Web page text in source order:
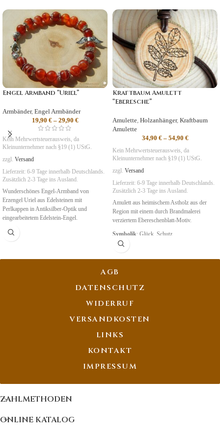
Engel Armband “Uriel”
Armbänder, Engel Armbänder
19,90 €– 29,90 €
Kein Mehrwertsteuerausweis, da
Kleinunternehmer nach §19 (1) UStG.
zzgl. Versand
Lieferzeit: 6-9 Tage innerhalb Deutschlands.
Zusätzlich 2-3 Tage ins Ausland.
Wunderschönes Engel-Armband von
Erzengel Uriel aus Edelsteinen mit
Perlkappen in Antiksilber-Optik und
eingearbeitetem Edelstein-Engel.
Symbolik
Kraftbaum Amulett
“Eberesche”
Amulette Holzanhänger, Kraftbaum
Amulette
34,90 €– 54,90 €
Kein Mehrwertsteuerausweis, da
Kleinunternehmer nach §19 (1) UStG.
zzgl. Versand
Lieferzeit: 6-9 Tage innerhalb Deutschlands.
Zusätzlich 2-3 Tage ins Ausland.
Amulett aus heimischem Astholz aus der
Region mit einem durch Brandmalerei
verziertem Ebereschenblatt-Motiv.
Symbolik: Glück, Schutz
AGB
DATENSCHUTZ
WIDERRUF
VERSANDKOSTEN
LINKS
KONTAKT
IMPRESSUM
ZAHLMETHODEN
ONLINE KATALOG